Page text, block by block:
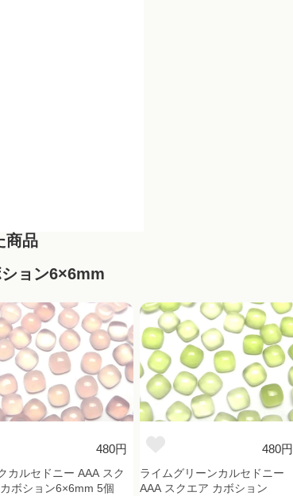
商品
ョン6×6mm
480円
カルセドニー AAA スク
ボション6×6mm 5個
480円
ライムグリーンカルセドニー
AAA スクエア カボション